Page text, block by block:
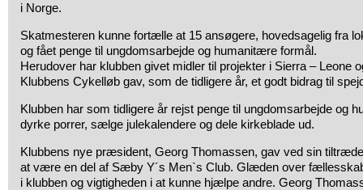
i Norge.
Skatmesteren kunne fortælle at 15 ansøgere, hovedsagelig fra
og fået penge til ungdomsarbejde og humanitære formål.
Herudover har klubben givet midler til projekter i Sierra – Leone
Klubbens Cykelløb gav, som de tidligere år, et godt bidrag til
Klubben har som tidligere år rejst penge til ungdomsarbejde og
dyrke porrer, sælge julekalendere og dele kirkeblade ud.
Klubbens nye præsident, Georg Thomassen, gav ved sin
at være en del af Sæby Y´s Men`s Club. Glæden over
i klubben og vigtigheden i at kunne hjælpe andre. Georg